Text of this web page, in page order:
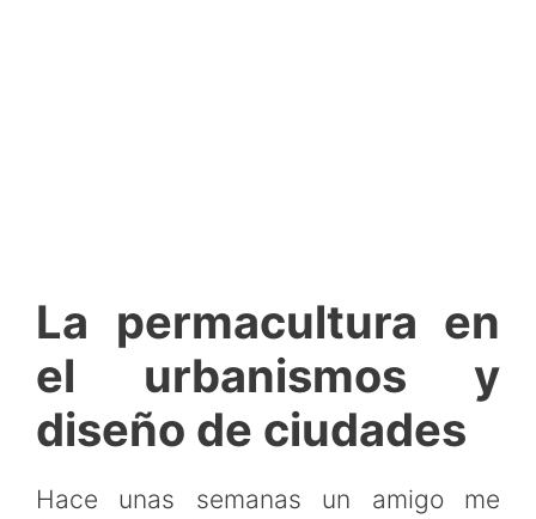
La permacultura en
el urbanismos y
diseño de ciudades
Hace unas semanas un amigo me